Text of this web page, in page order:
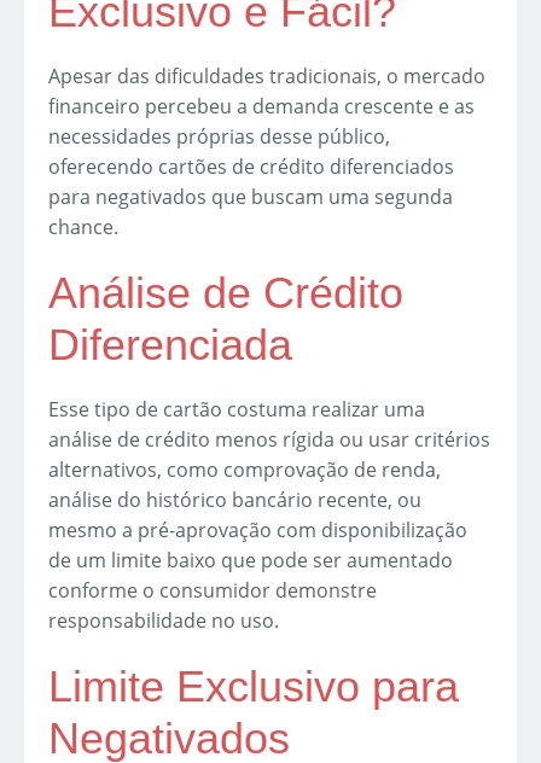
Exclusivo e Fácil?
Apesar das dificuldades tradicionais, o mercado
financeiro percebeu a demanda crescente e as
necessidades próprias desse público,
oferecendo cartões de crédito diferenciados
para negativados que buscam uma segunda
chance.
Análise de Crédito
Diferenciada
Esse tipo de cartão costuma realizar uma
análise de crédito menos rígida ou usar critérios
alternativos, como comprovação de renda,
análise do histórico bancário recente, ou
mesmo a pré-aprovação com disponibilização
de um limite baixo que pode ser aumentado
conforme o consumidor demonstre
responsabilidade no uso.
Limite Exclusivo para
Negativados